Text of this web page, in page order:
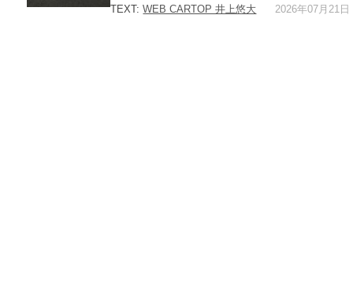
TEXT:WEB CARTOP 井上悠大 2026年07月21日